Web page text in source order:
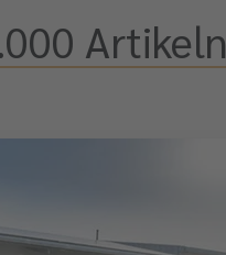
Artikeln